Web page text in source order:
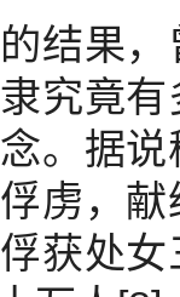
果，
究竟
。据
虏，
获处